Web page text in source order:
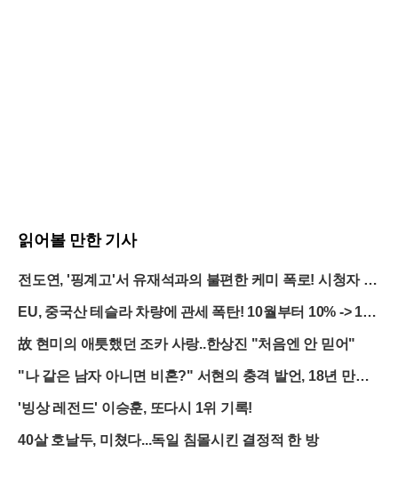
읽어볼 만한 기사
전도연, '핑계고'서 유재석과의 불편한 케미 폭로! 시청자 반
EU, 중국산 테슬라 차량에 관세 폭탄! 10월부터 10% -> 1
9%로 급등
故 현미의 애틋했던 조카 사랑..한상진 "처음엔 안 믿어"
"나 같은 남자 아니면 비혼?" 서현의 충격 발언, 18년 만에
'빙상 레전드' 이승훈, 또다시 1위 기록!
40살 호날두, 미쳤다...독일 침몰시킨 결정적 한 방